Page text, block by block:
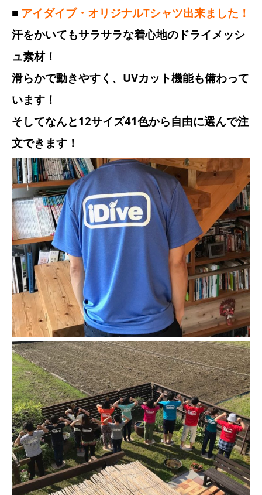
■ アイダイブ・オリジナルTシャツ出来ました！
汗をかいてもサラサラな着心地のドライメッシ
ュ素材！
滑らかで動きやすく、UVカット機能も備わって
います！
そしてなんと12サイズ41色から自由に選んで注
文できます！